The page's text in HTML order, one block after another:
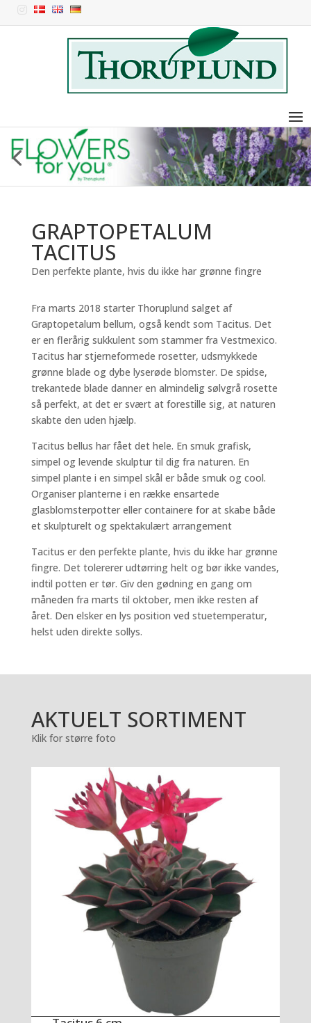
GRAPTOPETALUM
TACITUS
Den perfekte plante, hvis du ikke har grønne fingre
Fra marts 2018 starter Thoruplund salget af
Graptopetalum bellum, også kendt som Tacitus. Det
er en flerårig sukkulent som stammer fra Vestmexico.
Tacitus har stjerneformede rosetter, udsmykkede
grønne blade og dybe lyserøde blomster. De spidse,
trekantede blade danner en almindelig sølvgrå rosette
så perfekt, at det er svært at forestille sig, at naturen
skabte den uden hjælp.
Tacitus bellus har fået det hele. En smuk grafisk,
simpel og levende skulptur til dig fra naturen. En
simpel plante i en simpel skål er både smuk og cool.
Organiser planterne i en række ensartede
glasblomsterpotter eller containere for at skabe både
et skulpturelt og spektakulært arrangement
Tacitus er den perfekte plante, hvis du ikke har grønne
fingre. Det tolererer udtørring helt og bør ikke vandes,
indtil potten er tør. Giv den gødning en gang om
måneden fra marts til oktober, men ikke resten af
året. Den elsker en lys position ved stuetemperatur,
helst uden direkte sollys.
AKTUELT SORTIMENT
Klik for større foto